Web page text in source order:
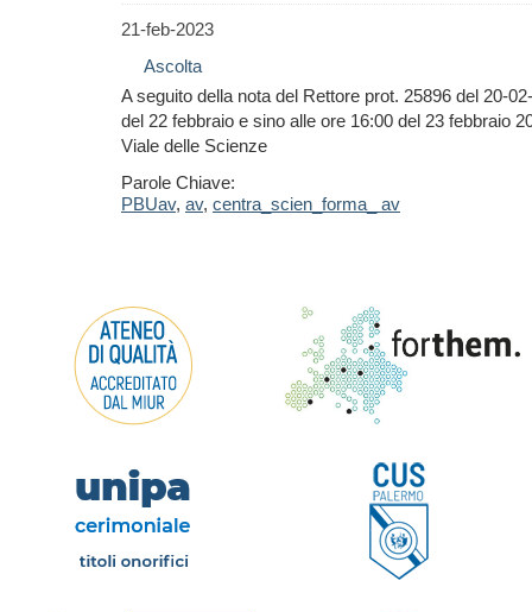
21-feb-2023
Ascolta
A seguito della nota del Rettore prot. 25896 del 20-
del 22 febbraio e sino alle ore 16:00 del 23 febbraio
Viale delle Scienze
Parole Chiave:
PBUav, av, centra_scien_forma_ av